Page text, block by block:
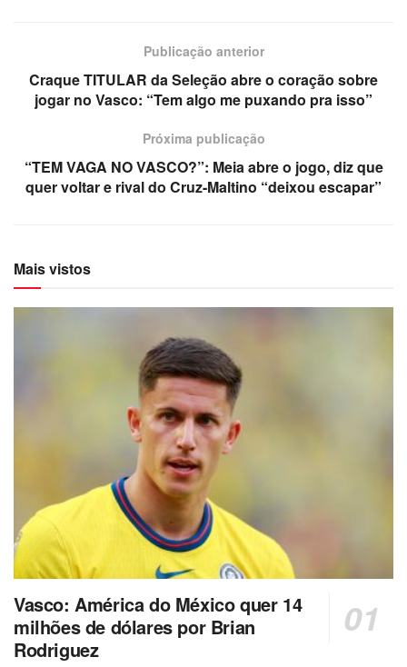
Publicação anterior
Craque TITULAR da Seleção abre o coração sobre
jogar no Vasco: “Tem algo me puxando pra isso”
Próxima publicação
“TEM VAGA NO VASCO?”: Meia abre o jogo, diz que
quer voltar e rival do Cruz-Maltino “deixou escapar”
Mais vistos
Vasco: América do México quer 14
milhões de dólares por Brian
Rodriguez